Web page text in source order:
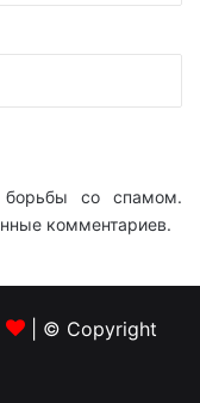
борьбы со спамом.
комментариев.
| © Copyright